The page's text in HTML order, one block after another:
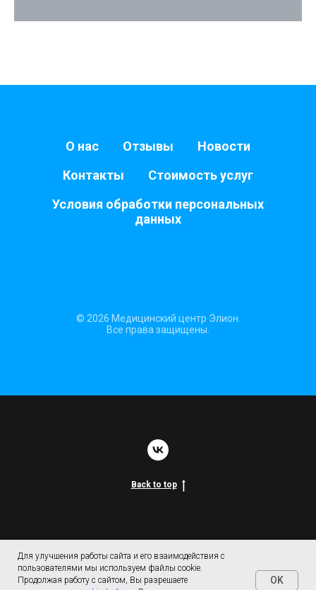
Для улучшения работы сайта и его взаимодействия с
пользователями мы используем файлы cookie.
Продолжая работу с сайтом, Вы разрешаете
OK
О нас Отзывы
Новости
Контакты
Стоимость услуг
Условия обработки персональных
данных
© 2026 Медицинский центр Элион.
Все права защищены.
Back to top